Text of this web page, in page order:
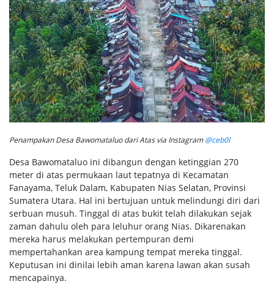
Penampakan Desa Bawomataluo dari Atas via Instagram@ceb0l
Desa Bawomataluo ini dibangun dengan ketinggian 270
meter di atas permukaan laut tepatnya di Kecamatan
Fanayama, Teluk Dalam, Kabupaten Nias Selatan, Provinsi
Sumatera Utara. Hal ini bertujuan untuk melindungi diri dari
serbuan musuh. Tinggal di atas bukit telah dilakukan sejak
zaman dahulu oleh para leluhur orang Nias. Dikarenakan
mereka harus melakukan pertempuran demi
mempertahankan area kampung tempat mereka tinggal.
Keputusan ini dinilai lebih aman karena lawan akan susah
mencapainya.